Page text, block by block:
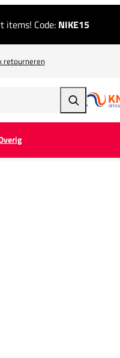
items! Code: NIKE15
retourneren
Zoeken